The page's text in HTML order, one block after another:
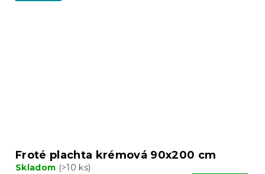
Froté plachta krémová 90x200 cm
Skladom (>10 ks)